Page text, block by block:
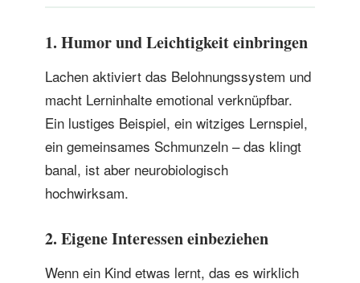
1. Humor und Leichtigkeit einbringen
Lachen aktiviert das Belohnungssystem und
macht Lerninhalte emotional verknüpfbar.
Ein lustiges Beispiel, ein witziges Lernspiel,
ein gemeinsames Schmunzeln – das klingt
banal, ist aber neurobiologisch
hochwirksam.
2. Eigene Interessen einbeziehen
Wenn ein Kind etwas lernt, das es wirklich